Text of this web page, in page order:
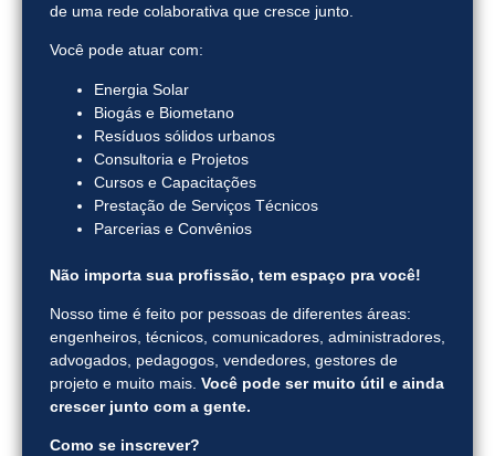
de uma rede colaborativa que cresce junto.
Você pode atuar com:
Energia Solar
Biogás e Biometano
Resíduos sólidos urbanos
Consultoria e Projetos
Cursos e Capacitações
Prestação de Serviços Técnicos
Parcerias e Convênios
Não importa sua profissão, tem espaço pra você!
Nosso time é feito por pessoas de diferentes áreas:
engenheiros, técnicos, comunicadores, administradores,
advogados, pedagogos, vendedores, gestores de
projeto e muito mais. Você pode ser muito útil e ainda
crescer junto com a gente.
Como se inscrever?